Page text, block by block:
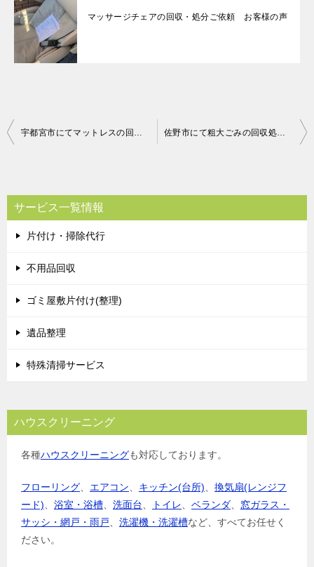
マッサージチェアの回収・処分ご依頼 お客様の声
投
ビ
ゲ
ー
シ
宇都宮市にてマットレスの回収処分のご依頼 お客様の声 佐野市にて粗大ごみの回収処分のご依頼 お客様の声
サービス一覧情報
片付け・掃除代行
不用品回収
ゴミ屋敷片付け(整理)
遺品整理
特殊清掃サービス
ハウスクリーニング
各種ハウスクリーニングも対応しております。
フローリング エアコン キッチン(台所)
換気扇(レンジフ
ード)
浴室・浴槽 洗面台 トイレ ベランダ
窓ガラス・
サッシ・網戸・雨戸
洗濯機・洗濯槽など、すべてお任せく
ださい。